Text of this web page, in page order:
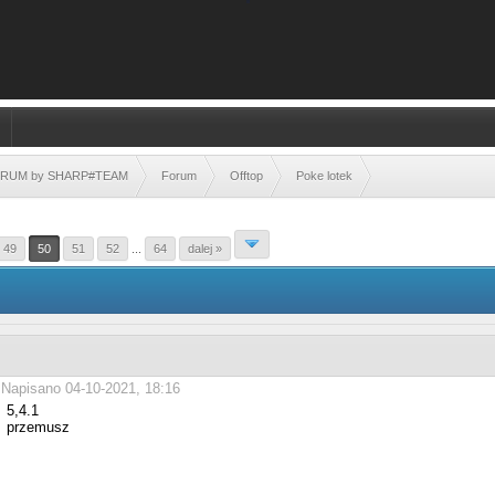
by SHARP#TEAM Forum Offtop Poke lotek
49 50 51 52 64 dalej »
Napisano 04-10-2021, 18:16
5,4.1
przemusz